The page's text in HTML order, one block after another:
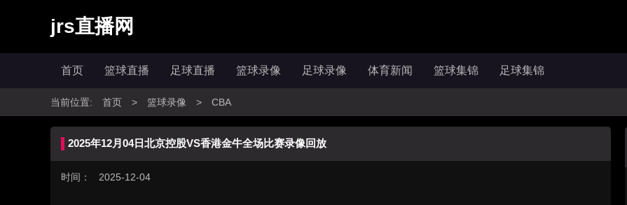
jrs直播网
首页 篮球直播 足球直播 篮球录像 足球录像 体育新闻 篮球集锦 足球集锦
当前位置: 首页 > 篮球录像 > CBA
2025年12月04日北京控股VS香港金牛全场比赛录像回放
时间： 2025-12-04